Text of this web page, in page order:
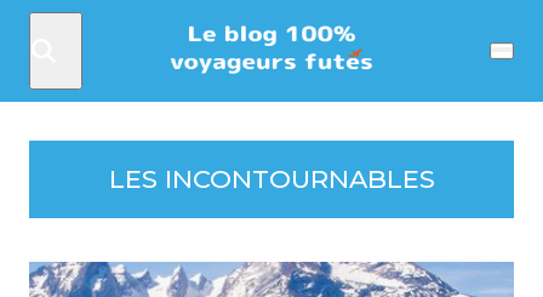
Menu
LES INCONTOURNABLES